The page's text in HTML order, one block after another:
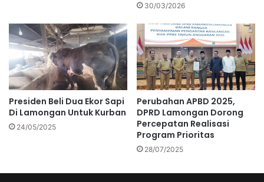
30/03/2026
Presiden Beli Dua Ekor Sapi
Di Lamongan Untuk Kurban
24/05/2025
Perubahan APBD 2025,
DPRD Lamongan Dorong
Percepatan Realisasi
Program Prioritas
28/07/2025